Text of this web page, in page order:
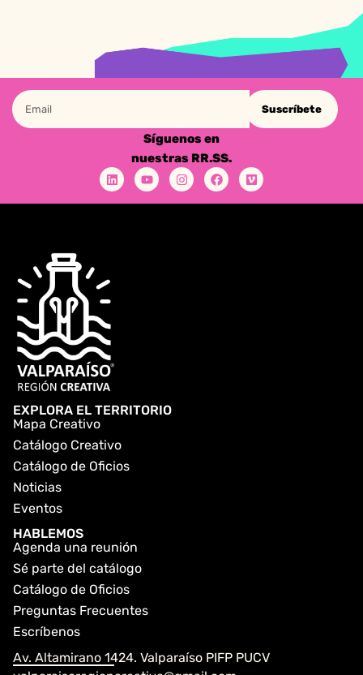
Suscríbete
Síguenos en
nuestras RR.SS.
EXPLORA EL TERRITORIO
Mapa Creativo
Catálogo Creativo
Catálogo de Oficios
Noticias
Eventos
HABLEMOS
Agenda una reunión
Sé parte del catálogo
Catálogo de Oficios
Preguntas Frecuentes
Escríbenos
Av. Altamirano 1424. Valparaíso PIFP PUCV